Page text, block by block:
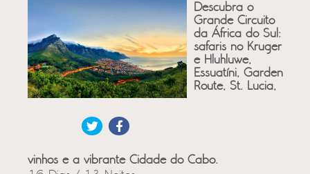
Descubra o
Grande Circuito
da África do Sul:
safaris no Kruger
e Hluhluwe,
Essuatíni, Garden
Route, St. Lucia,
vinhos e a vibrante Cidade do Cabo.